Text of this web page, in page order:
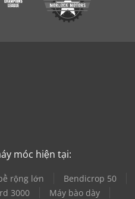
móc hiện tại:
rộng lớn
Bendicrop 50
3000
Máy bào dày